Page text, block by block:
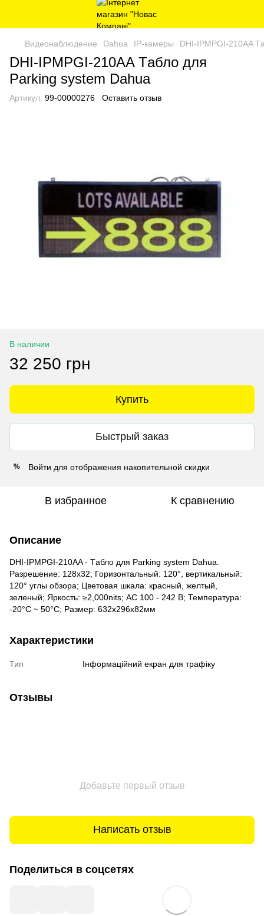
Видеонаблюдение Dahua IP-камеры DHI-IPMPGI-210AA
DHI-IPMPGI-210AA Tабло для
Parking system Dahua
Артикул: 99-00000276 Оставить отзыв
В наличии
32 250 грн
Купить
Быстрый заказ
% Войти для отображения накопительной скидки
В избранное К сравнению
Описание
DHI-IPMPGI-210AA - Tабло для Parking system Dahua.
Разрешение: 128х32; Горизонтальный: 120°, вертикальный:
120° углы обзора; Цветовая шкала: красный, желтый,
зеленый; Яркость: ≥2,000nits; АС 100 - 242 В; Температура:
-20°C ~ 50°C; Размер: 632х296х82мм
Характеристики
Тип Інформаційний екран для трафіку
Отзывы
Добавьте первый отзыв
Написать отзыв
Поделиться в соцсетях